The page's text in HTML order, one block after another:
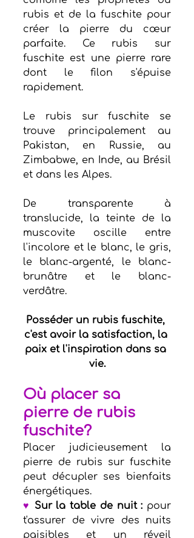
rubis et de la fuschite pour
créer la pierre du cœur
parfaite. Ce rubis sur
fuschite est une pierre rare
dont le filon s'épuise
rapidement.
Le rubis sur fuschite se
trouve principalement au
Pakistan, en Russie, au
Zimbabwe, en Inde, au Brésil
et dans les Alpes.
De transparente à
translucide, la teinte de la
muscovite oscille entre
l'incolore et le blanc, le gris,
le blanc-argenté, le blanc-
brunâtre et le blanc-
verdâtre.
Posséder un rubis fuschite,
c'est avoir la satisfaction, la
paix et l'inspiration dans sa
vie.
Où placer sa
pierre de rubis
fuschite?
Placer judicieusement la
pierre de rubis sur fuschite
peut décupler ses bienfaits
énergétiques.
♥
Sur la table de nuit : pour
t'assurer de vivre des nuits
paisibles et un réveil